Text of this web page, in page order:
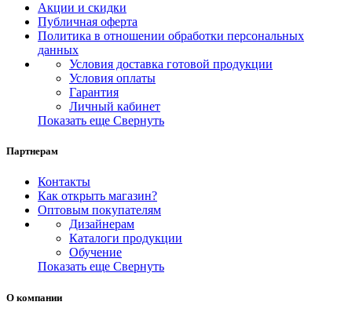
Акции и скидки
Публичная оферта
Политика в отношении обработки персональных
данных
Условия доставка готовой продукции
Условия оплаты
Гарантия
Личный кабинет
Показать еще Свернуть
Партнерам
Контакты
Как открыть магазин?
Оптовым покупателям
Дизайнерам
Каталоги продукции
Обучение
Показать еще Свернуть
О компании